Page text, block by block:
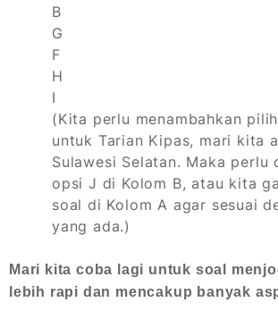
B
G
F
H
I
(Kita perlu menambahkan
untuk Tarian Kipas, mari kita
Sulawesi Selatan. Maka perlu
opsi J di Kolom B, atau kita
soal di Kolom A agar sesuai
yang ada.)
Mari kita coba lagi untuk soal
lebih rapi dan mencakup banyak